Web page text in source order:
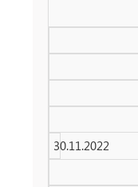
30.11.2022